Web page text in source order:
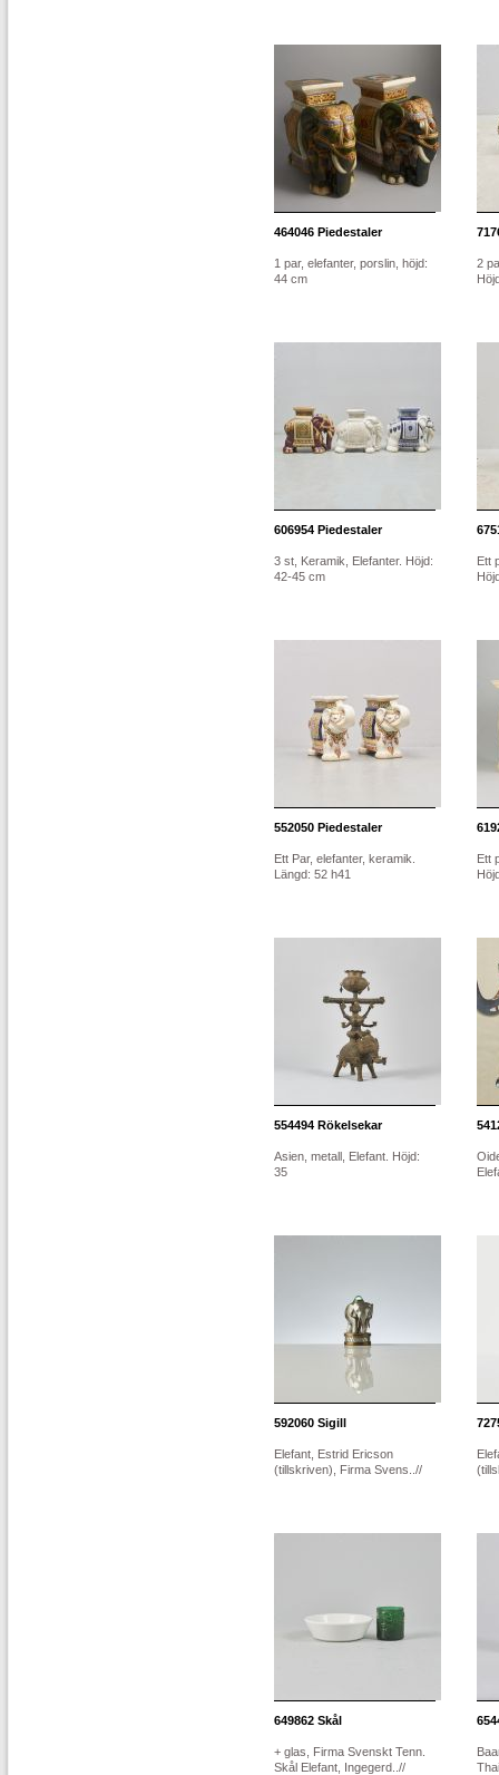
464046 Piedestaler
1 par, elefanter, porslin, höjd:
44 cm
2
606954 Piedestaler
3 st, Keramik, Elefanter. Höjd:
42-45 cm
Ett
552050 Piedestaler
Ett Par, elefanter, keramik.
Längd: 52 h41
Ett
554494 Rökelsekar
Asien, metall, Elefant. Höjd:
35
592060 Sigill
Elefant, Estrid Ericson
(tillskriven), Firma Svens..//
649862 Skål
+ glas, Firma Svenskt Tenn.
Skål Elefant, Ingegerd..//